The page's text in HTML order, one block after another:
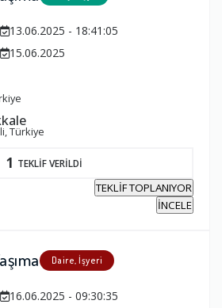
13.06.2025 - 18:41:05
15.06.2025
Türkiye
1 TEKLİF VERİLDİ
TEKLİF TOPLANIYOR
İNCELE
Daire, İşyeri
16.06.2025 - 09:30:35